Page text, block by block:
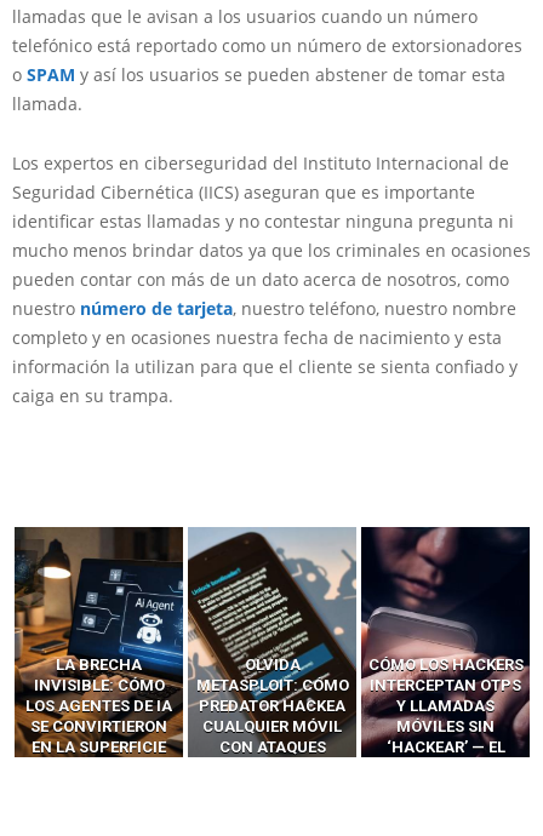
llamadas que le avisan a los usuarios cuando un número
telefónico está reportado como un número de extorsionadores
o SPAM y así los usuarios se pueden abstener de tomar esta
llamada.
Los expertos en ciberseguridad del Instituto Internacional de
Seguridad Cibernética (IICS) aseguran que es importante
identificar estas llamadas y no contestar ninguna pregunta ni
mucho menos brindar datos ya que los criminales en ocasiones
pueden contar con más de un dato acerca de nosotros, como
nuestro número de tarjeta, nuestro teléfono, nuestro nombre
completo y en ocasiones nuestra fecha de nacimiento y esta
información la utilizan para que el cliente se sienta confiado y
caiga en su trampa.
LA BRECHA
INVISIBLE: CÓMO
LOS AGENTES DE IA
SE CONVIRTIERON
EN LA SUPERFICIE
OLVIDA
METASPLOIT: CÓMO
PREDATOR HACKEA
CUALQUIER MÓVIL
CON ATAQUES
CÓMO LOS HACKERS
INTERCEPTAN OTPS
Y LLAMADAS
MÓVILES SIN
‘HACKEAR’ — EL